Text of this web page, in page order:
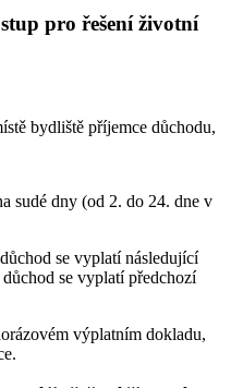
pro řešení životní
bydliště příjemce důchodu,
sudé dny (od 2. do 24. dne v
se vyplatí následující
se vyplatí předchozí
výplatním dokladu,